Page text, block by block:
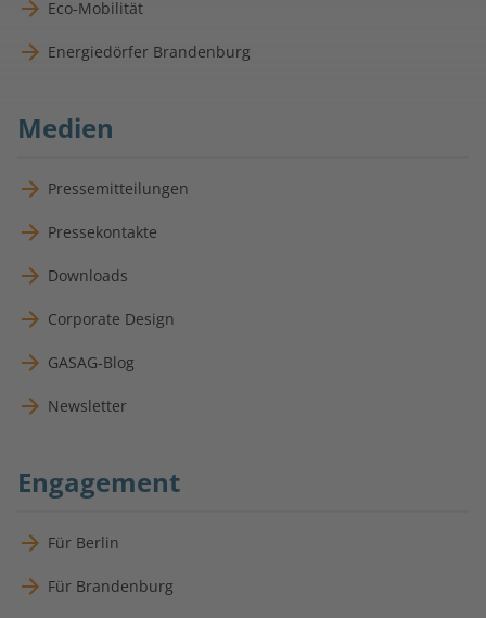
Eco-Mobilität
Energiedörfer Brandenburg
Medien
Pressemitteilungen
Pressekontakte
Downloads
Corporate Design
GASAG-Blog
Newsletter
Engagement
Für Berlin
Für Brandenburg